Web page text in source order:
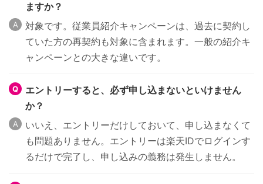
ますか？
対象です。従業員紹介キャンペーンは、過去に契約し
ていた方の再契約も対象に含まれます。一般の紹介キ
ャンペーンとの大きな違いです。
エントリーすると、必ず申し込まないといけません
か？
いいえ、エントリーだけしておいて、申し込まなくて
も問題ありません。エントリーは楽天IDでログインす
るだけで完了し、申し込みの義務は発生しません。